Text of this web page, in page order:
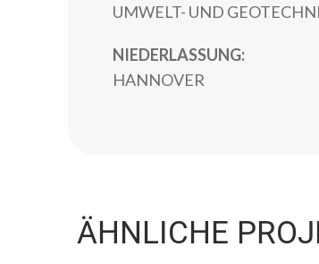
UMWELT- UND
NIEDERLASSUNG:
HANNOVER
ÄHNLICHE